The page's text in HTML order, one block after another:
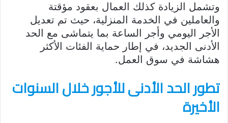
وتشمل الزيادة كذلك العمال بعقود مؤقتة
والعاملين في الخدمة المنزلية، حيث تم تعديل
الأجر اليومي وأجر الساعة بما يتماشى مع الحد
الأدنى الجديد، في إطار حماية الفئات الأكثر
هشاشة في سوق العمل.
تطور الحد الأدنى للأجور خلال السنوات
الأخيرة